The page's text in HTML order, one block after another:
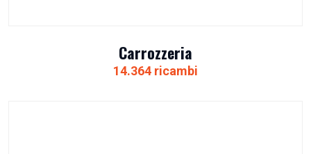
Carrozzeria
14.364 ricambi